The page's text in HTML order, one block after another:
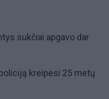
sukčiai apgavo dar
kreipėsi 25 metų